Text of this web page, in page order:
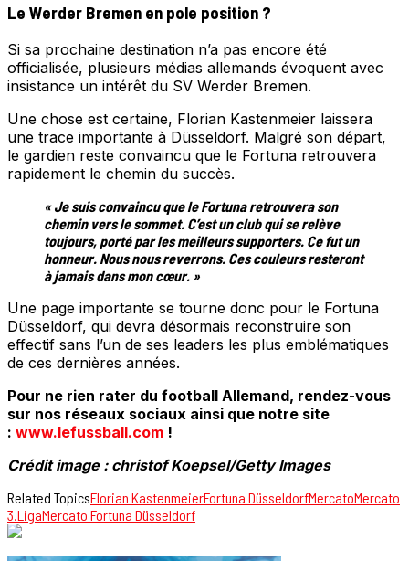
Le Werder Bremen en pole position ?
Si sa prochaine destination n’a pas encore été
officialisée, plusieurs médias allemands évoquent avec
insistance un intérêt du SV Werder Bremen.
Une chose est certaine, Florian Kastenmeier laissera
une trace importante à Düsseldorf. Malgré son départ,
le gardien reste convaincu que le Fortuna retrouvera
rapidement le chemin du succès.
« Je suis convaincu que le Fortuna retrouvera son
chemin vers le sommet. C’est un club qui se relève
toujours, porté par les meilleurs supporters. Ce fut un
honneur. Nous nous reverrons. Ces couleurs resteront
à jamais dans mon cœur. »
Une page importante se tourne donc pour le Fortuna
Düsseldorf, qui devra désormais reconstruire son
effectif sans l’un de ses leaders les plus emblématiques
de ces dernières années.
Pour ne rien rater du football Allemand, rendez-vous
sur nos réseaux sociaux ainsi que notre site
: www.lefussball.com !
Crédit image : christof Koepsel/Getty Images
Related TopicsFlorian KastenmeierFortuna DüsseldorfMercatoMercato
3.LigaMercato Fortuna Düsseldorf